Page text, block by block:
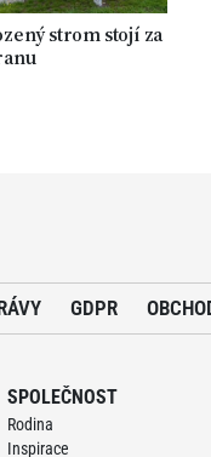
strom stojí za
GDPR
SPOLEČNOST
Rodina
Inspirace